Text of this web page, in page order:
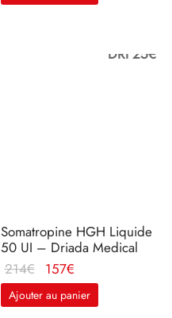
était :actuel
DRI 25€
Somatropine HGH Liquide
50 UI – Driada Medical
214€
Le prix
d'origine
était :
157€
prix
actuel
Ajouter au panier